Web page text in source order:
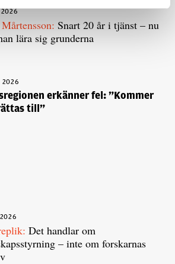
Snart 20 år i tjänst – nu
lära sig grunderna
erkänner fel: ”Kommer
till”
Det handlar om
– inte om forskarnas